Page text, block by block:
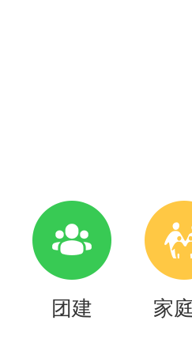
团建 家